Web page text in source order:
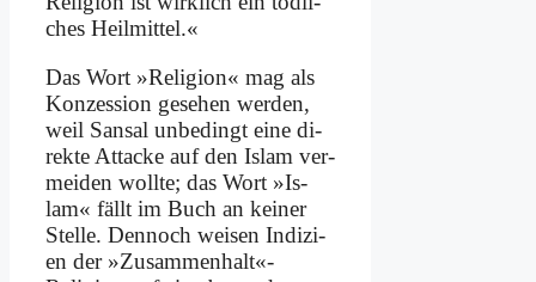
ches Heil­mit­tel.«
Das Wort »Re­li­gi­on« mag als
Kon­zes­si­on ge­se­hen wer­den,
weil San­sal un­be­dingt ei­ne di­
rek­te At­tacke auf den Is­lam ver­
mei­den woll­te; das Wort »Is­
lam« fällt im Buch an kei­ner
Stel­le. Den­noch wei­sen In­di­zi­
en der »Zusammenhalt«-